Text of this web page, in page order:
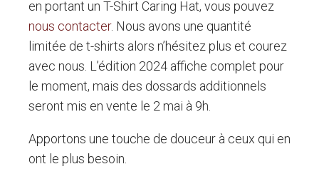
en portant un T-Shirt Caring Hat, vous pouvez
nous contacter. Nous avons une quantité
limitée de t-shirts alors n’hésitez plus et courez
avec nous. L’édition 2024 affiche complet pour
le moment, mais des dossards additionnels
seront mis en vente le 2 mai à 9h.
Apportons une touche de douceur à ceux qui en
ont le plus besoin.